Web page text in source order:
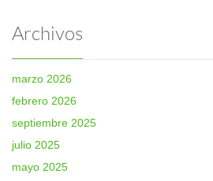
Archivos
marzo 2026
febrero 2026
septiembre 2025
julio 2025
mayo 2025